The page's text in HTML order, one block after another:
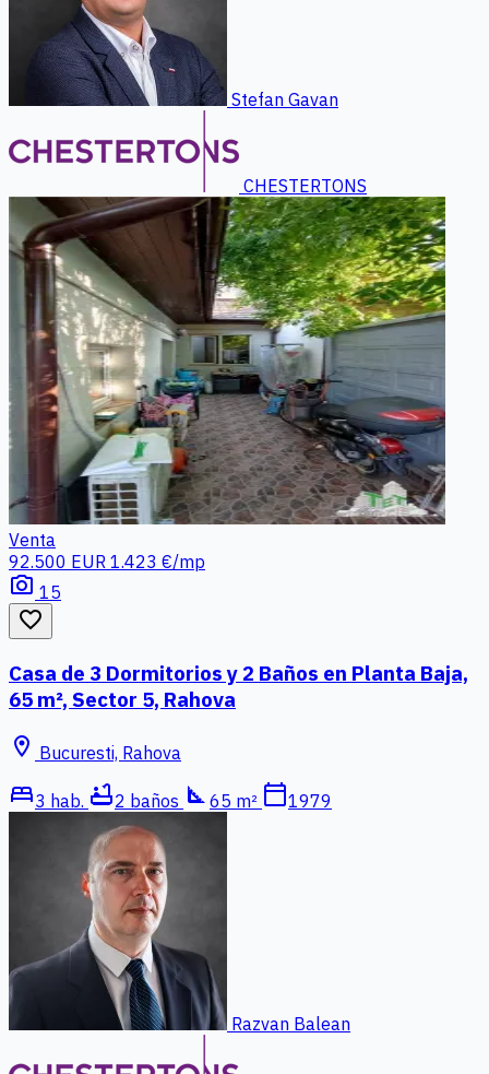
Stefan Gavan
CHESTERTONS
Venta
92.500 EUR 1.423 €/mp
photo_camera 15
favorite_border
Casa de 3 Dormitorios y 2 Baños en Planta Baja,
65 m², Sector 5, Rahova
location_on Bucuresti, Rahova
bed3 hab. bathtub2 baños square_foot 65 m² calendar_today1979
Razvan Balean